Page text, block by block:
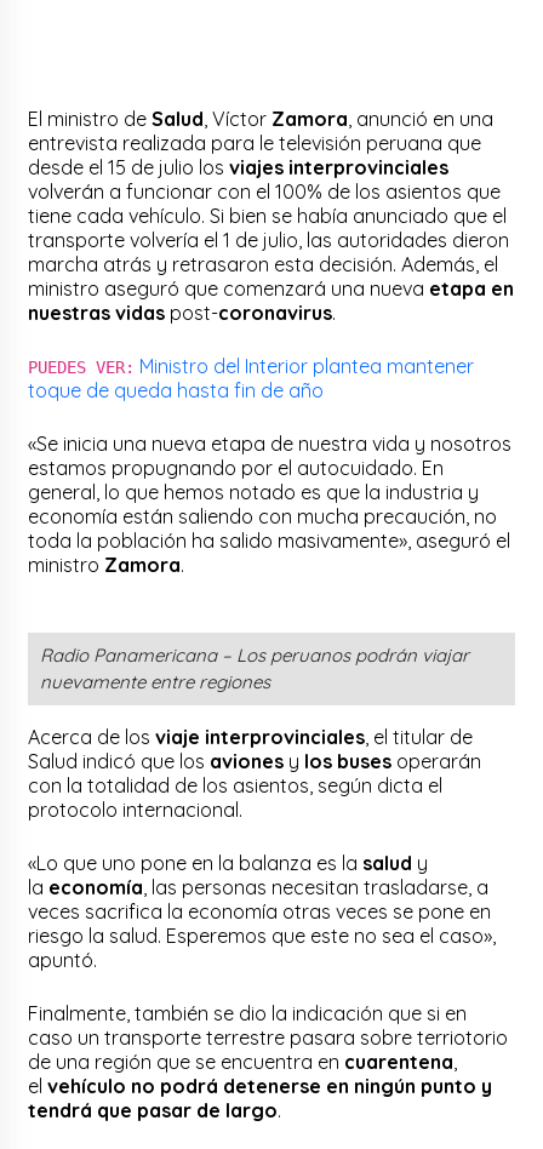
El ministro deSalud , Víctor Zamora , anunció en una
entrevista realizada para le televisión peruana que
desde el 15 de julio losviajes interprovinciales
volverán a funcionar con el 100% de los asientos que
tiene cada vehículo. Si bien se había anunciado que el
transporte volvería el 1 de julio, las autoridades dieron
marcha atrás y retrasaron esta decisión. Además, el
ministro aseguró que comenzará una nueva etapa en
nuestras vidas post-coronavirus.
PUEDES VER: Ministro del Interior plantea mantener
toque de queda hasta fin de año
«Se inicia una nueva etapa de nuestra vida y nosotros
estamos propugnando por el autocuidado. En
general, lo que hemos notado es que la industria y
economía están saliendo con mucha precaución, no
toda la población ha salido masivamente», aseguró el
ministro Zamora.
Radio Panamericana – Los peruanos podrán viajar
nuevamente entre regiones
Acerca de losviaje interprovinciales , el titular de
Salud indicó que los aviones y los buses operarán
con la totalidad de los asientos, según dicta el
protocolo internacional.
«Lo que uno pone en la balanza es la salud y
la economía , las personas necesitan trasladarse, a
veces sacrifica la economía otras veces se pone en
riesgo la salud. Esperemos que este no sea el caso»,
apuntó.
Finalmente, también se dio la indicación que si en
caso un transporte terrestre pasara sobre terriotorio
de una región que se encuentra en cuarentena
elvehículo no podrá detenerse en ningún punto y
tendrá que pasar de largo.